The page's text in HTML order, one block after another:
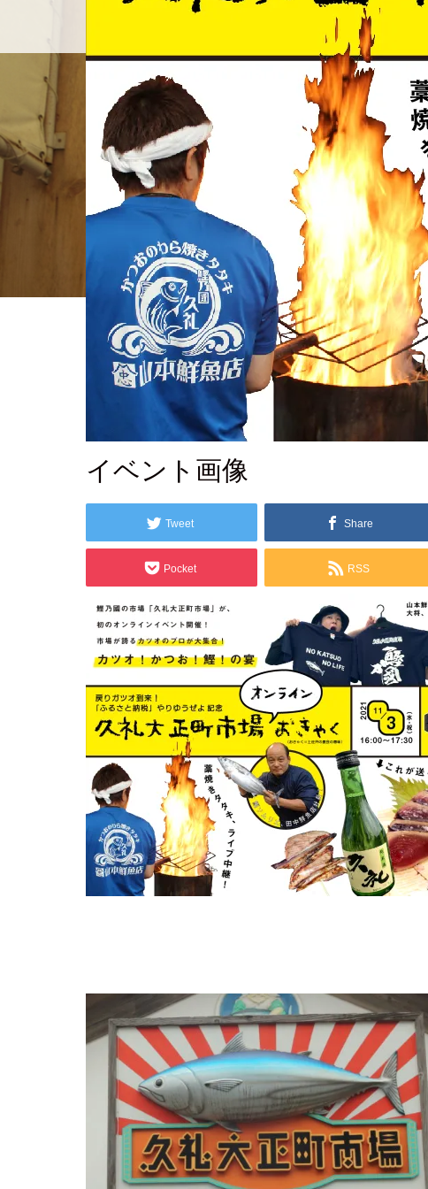
店舗紹介
BLOG
ホーム
ブログ一覧
イベント画像
イベント画像
Tweet Share
Pocket RSS